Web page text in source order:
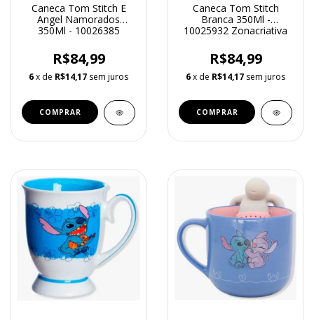
Caneca Tom Stitch E
Angel Namorados
350Ml - 10026385
R$84,99
6x de R$14,17 sem juros
Caneca Tom Stitch
Branca 350Ml -
10025932 Zonacriativa
R$84,99
6x de R$14,17 sem juros